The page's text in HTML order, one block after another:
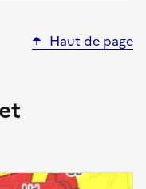
Haut de page